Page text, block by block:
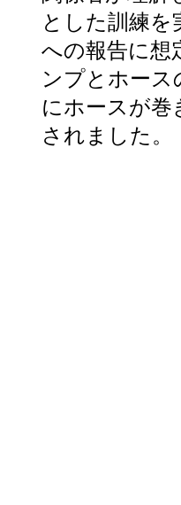
とした訓練
への報告に想
ンプとホー
にホースが巻
されました。